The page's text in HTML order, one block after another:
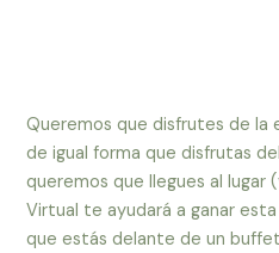
Queremos que disfrutes de la
de igual forma que disfrutas
queremos que llegues al lugar
Virtual te ayudará a ganar
que estás delante de un